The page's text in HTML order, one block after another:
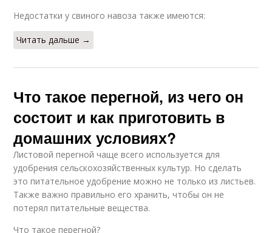
Недостатки у свиного навоза также имеются:
Читать дальше →
Что такое перегной, из чего он
состоит и как приготовить в
домашних условиях?
Листовой перегной чаще всего используется для
удобрения сельскохозяйственных культур. Но сделать
это питательное удобрение можно не только из листьев.
Также важно правильно его хранить, чтобы он не
потерял питательные вещества.
Что такое перегной?